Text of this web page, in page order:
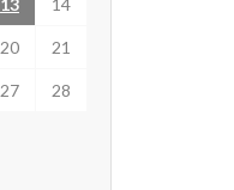
13 14
20 21
27 28